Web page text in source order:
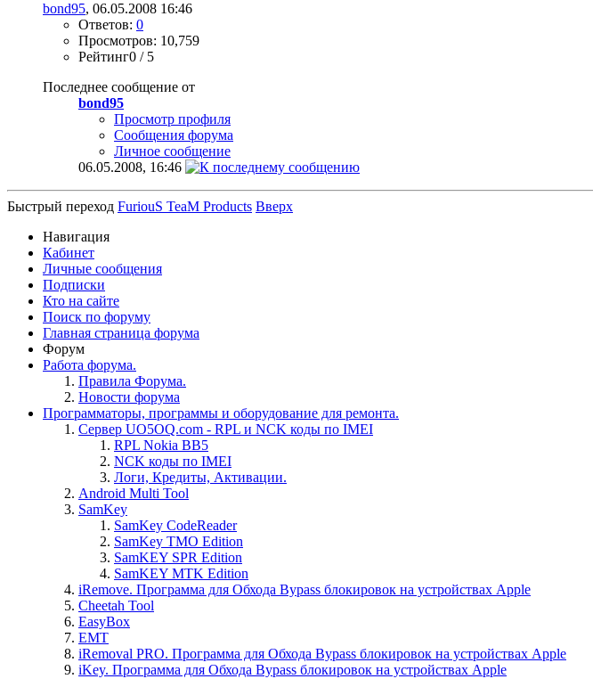
bond95, 06.05.2008 16:46
Ответов: 0
Просмотров: 10,759
Рейтинг0 / 5
Последнее сообщение от
bond95
Просмотр профиля
Сообщения форума
Личное сообщение
06.05.2008, 16:46
Быстрый переход FuriouS TeaM Products Вверх
Навигация
Кабинет
Личные сообщения
Подписки
Кто на сайте
Поиск по форуму
Главная страница форума
Форум
Работа форума.
Правила Форума.
Новости форума
Программаторы, программы и оборудование для ремонта.
Сервер UO5OQ.com - RPL и NCK коды по IMEI
RPL Nokia BB5
NCK коды по IMEI
Логи, Кредиты, Активации.
Android Multi Tool
SamKey
SamKey CodeReader
SamKey TMO Edition
SamKEY SPR Edition
SamKEY MTK Edition
iRemove. Программа для Обхода Bypass блокировок на устройствах Apple
Cheetah Tool
EasyBox
EMT
iRemoval PRO. Программа для Обхода Bypass блокировок на устройствах Apple
iKey. Программа для Обхода Bypass блокировок на устройствах Apple